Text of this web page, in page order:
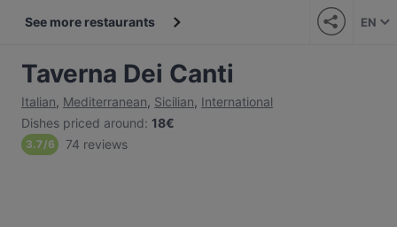
See more restaurants EN
Taverna Dei Canti
Italian, Mediterranean, Sicilian, International
Dishes priced around: 18€
3.7/6 74 reviews